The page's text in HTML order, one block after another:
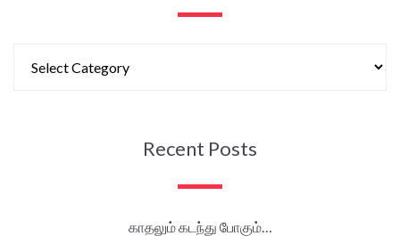
Recent Posts
காதலும் கடந்து போகும்…